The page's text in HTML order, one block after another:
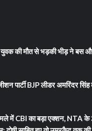
की मौत से भड़की भीड़ ने बस
पार्टी BJP लीडर अमरिंदर सिंह
में CBI का बड़ा एक्शन, NTA के